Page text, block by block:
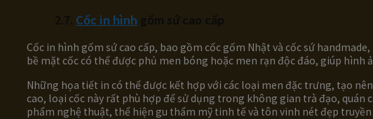
Cốc in hình
Cốc in hình gốm sứ cao cấp, bao gồm cốc gốm Nhật và cốc sứ
bề mặt cốc có thể được phủ men bóng hoặc men rạn độc đáo, giúp hình
Những họa tiết in có thể được kết hợp với các loại men đặc trưng, tạo
cao, loại cốc này rất phù hợp để sử dụng trong không gian trà đạo,
phẩm nghệ thuật, thể hiện gu thẩm mỹ tinh tế và tôn vinh nét đẹp